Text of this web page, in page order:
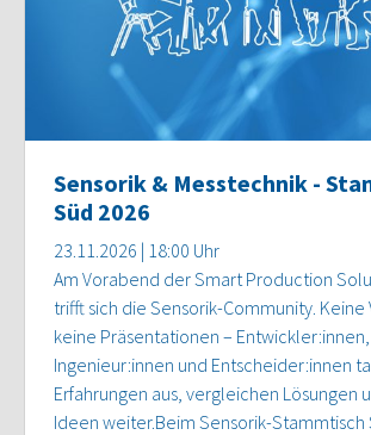
Sensorik & Messtechnik -
Süd 2026
23.11.2026 | 18:00 Uhr
Am Vorabend der Smart Production
trifft sich die Sensorik-Community. Keine
keine Präsentationen – Entwickler:innen,
Ingenieur:innen und Entscheider:innen
Erfahrungen aus, vergleichen Lösungen
Ideen weiter.Beim Sensorik-Stammtisch